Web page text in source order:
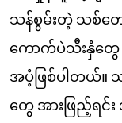
သန်စွမ်းတဲ့ သစ်တ
ကောက်ပဲသီးနှံတွ
အပံ့ဖြစ်ပါတယ်။
တွေ အားဖြည့်ရင်